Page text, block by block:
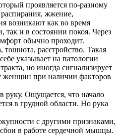
проявляется по-разному
жжение,
возникают как во время
так и в состоянии покоя. Через
обычно проходит.
тошнота, расстройство. Такая
указывает на патологии
но иногда сигнализирует
женщин при наличии факторов
руку. Ощущается, что начало
в грудной области. Но рука
с другими признаками,
в работе сердечной мышцы.